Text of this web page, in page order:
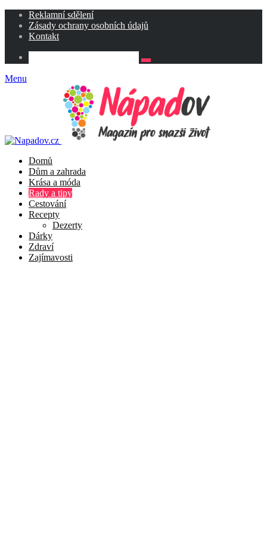
Reklamní sdělení
Zásady ochrany osobních údajů
Kontakt
Menu
Domů
Dům a zahrada
Krása a móda
Rady a tipy
Cestování
Recepty
Dezerty
Dárky
Zdraví
Zajímavosti